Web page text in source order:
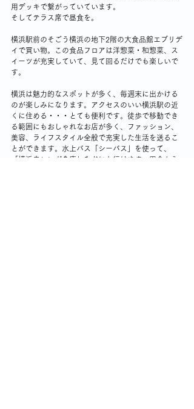
用デッキで繋がっていています。
そしてテラス席で昼食を。
横浜駅前のそごう横浜の地下2階の大食品館エブリデ
イで買い物。この食品フロアは洋惣菜・和惣菜、ス
イーツが充実していて、見て回るだけでも楽しいで
す。
横浜は魅力的なスポットが多く、毎週末に出かける
のが楽しみになります。アクセスのいい横浜駅の近
くに住める・・・とても便利です。徒歩で移動でき
る範囲にもおしゃれなお店が多く、ファッション、
美容、ライフスタイル全般で充実した生活を送るこ
とができます。水上バス「シーバス」を使って、
「横浜赤レンガ倉庫」などにも行けます。田舎から